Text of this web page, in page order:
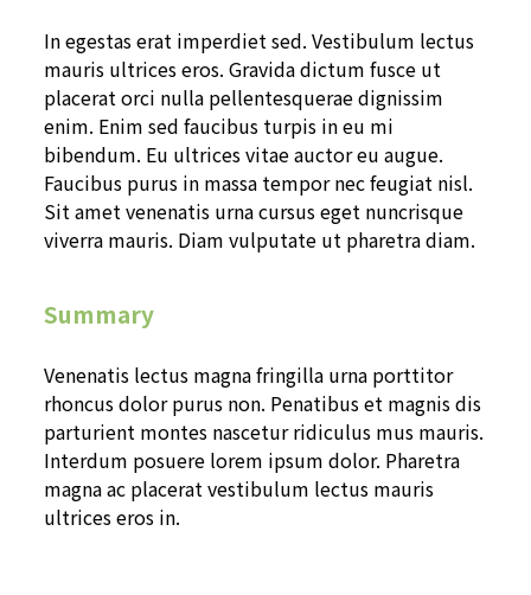
In egestas erat imperdiet sed. Vestibulum lectus
mauris ultrices eros. Gravida dictum fusce ut
placerat orci nulla pellentesquerae dignissim
enim. Enim sed faucibus turpis in eu mi
bibendum. Eu ultrices vitae auctor eu augue.
Faucibus purus in massa tempor nec feugiat nisl.
Sit amet venenatis urna cursus eget nuncrisque
viverra mauris. Diam vulputate ut pharetra diam.
Summary
Venenatis lectus magna fringilla urna porttitor
rhoncus dolor purus non. Penatibus et magnis dis
parturient montes nascetur ridiculus mus mauris.
Interdum posuere lorem ipsum dolor. Pharetra
magna ac placerat vestibulum lectus mauris
ultrices eros in.